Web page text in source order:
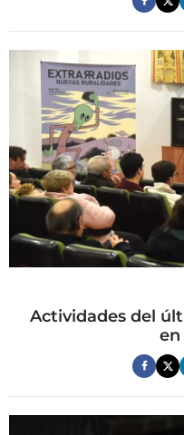
Actividades del
en